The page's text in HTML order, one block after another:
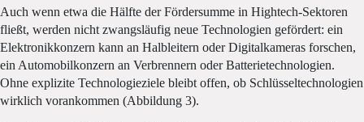
Auch wenn etwa die Hälfte der Fördersumme in Hightech-Sektoren
fließt, werden nicht zwangsläufig neue Technologien gefördert: ein
Elektronikkonzern kann an Halbleitern oder Digitalkameras forschen,
ein Automobilkonzern an Verbrennern oder Batterietechnologien.
Ohne explizite Technologieziele bleibt offen, ob Schlüsseltechnologien
wirklich vorankommen (Abbildung 3).